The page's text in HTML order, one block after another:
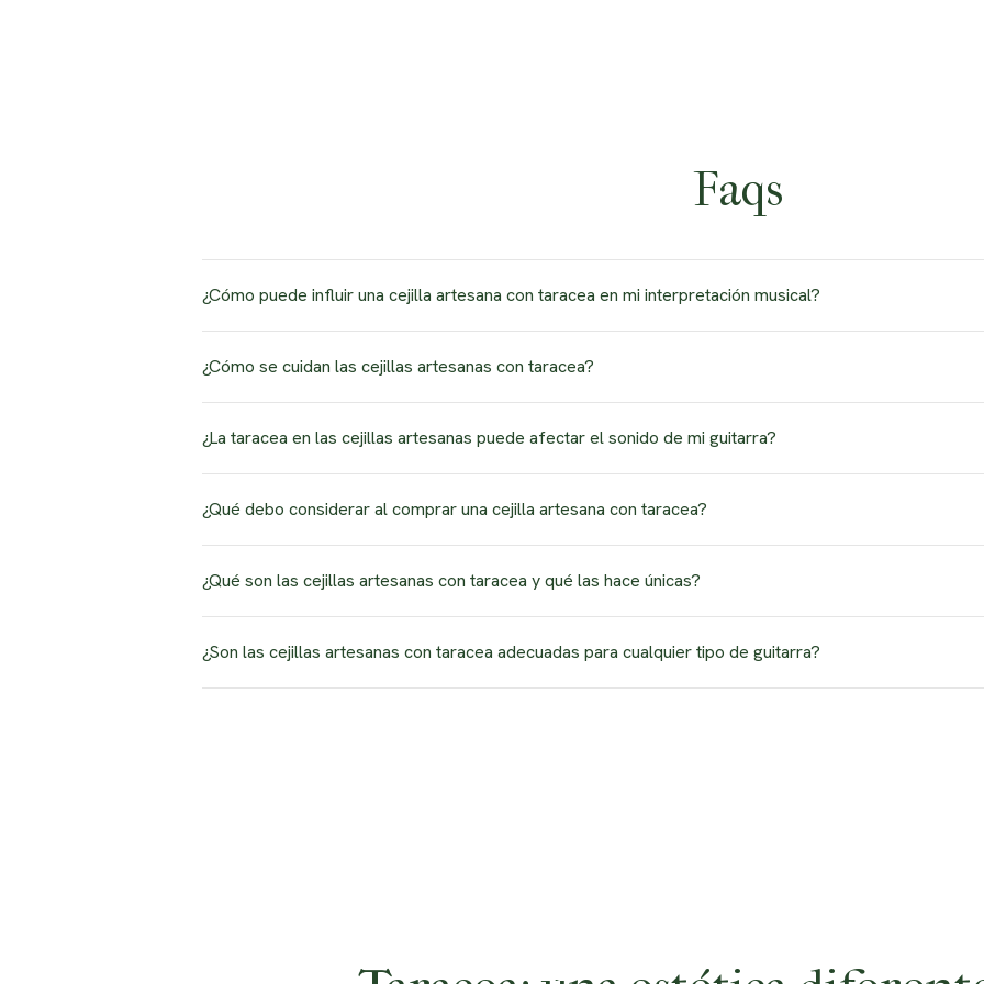
Faqs
¿Cómo puede influir una cejilla artesana con taracea en mi interpretación musical?
cambios rápidos de tonalidad y mantenimiento de la afinación. La taracea no afecta la funcionalidad de
elemento de orgullo y disfrute visual a tu interpretación.
¿Cómo se cuidan las cejillas artesanas con taracea?
Para cuidar las cejillas artesanas con taracea, guárdalas en un lugar seguro para evitar daños en las
límpialas con un paño suave y seco. Evita usar productos químicos o agua que puedan dañar la taracea.
¿La taracea en las cejillas artesanas puede afectar el sonido de mi guitarra?
relacionada con la presión que la cejilla ejerce sobre las cuerdas y cómo se distribuye a lo largo del
¿Qué debo considerar al comprar una cejilla artesana con taracea?
Considera la calidad de la construcción, el material utilizado en la base de la cejilla y la compatibilidad
de que el mecanismo de ajuste funcione correctamente y que la decoración de taracea esté bien
¿Qué son las cejillas artesanas con taracea y qué las hace únicas?
madera, hueso, nácar o metales para crear patrones decorativos. Su unicidad radica en los diseños
las convierte en piezas tanto funcionales como estéticas.
¿Son las cejillas artesanas con taracea adecuadas para cualquier tipo de guitarra?